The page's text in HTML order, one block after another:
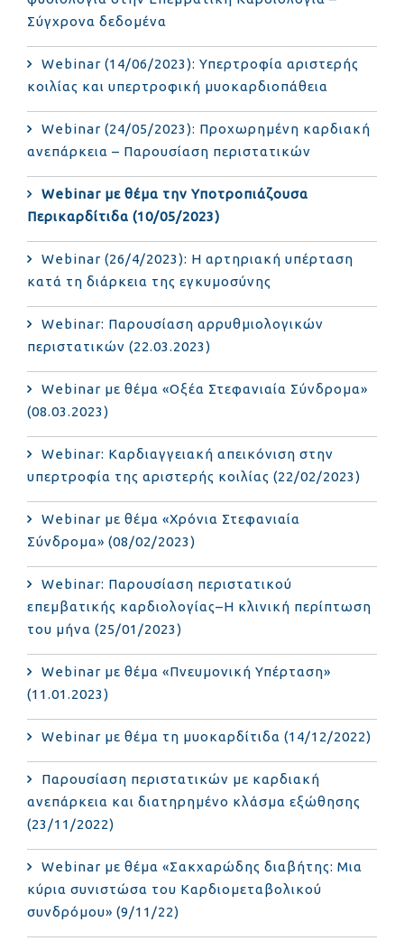
Σύγχρονα δεδομένα
Webinar (14/06/2023): Υπερτροφία αριστερής
κοιλίας και υπερτροφική μυοκαρδιοπάθεια
Webinar (24/05/2023): Προχωρημένη καρδιακή
ανεπάρκεια – Παρουσίαση περιστατικών
Webinar με θέμα την Υποτροπιάζουσα
Περικαρδίτιδα (10/05/2023)
Webinar (26/4/2023): Η αρτηριακή υπέρταση
κατά τη διάρκεια της εγκυμοσύνης
Webinar: Παρουσίαση αρρυθμιολογικών
περιστατικών (22.03.2023)
Webinar με θέμα «Οξέα Στεφανιαία Σύνδρομα»
(08.03.2023)
Webinar: Καρδιαγγειακή απεικόνιση στην
υπερτροφία της αριστερής κοιλίας (22/02/2023)
Webinar με θέμα «Χρόνια Στεφανιαία
Σύνδρομα» (08/02/2023)
Webinar: Παρουσίαση περιστατικού
επεμβατικής καρδιολογίας–Η κλινική περίπτωση
του μήνα (25/01/2023)
Webinar με θέμα «Πνευμονική Υπέρταση»
(11.01.2023)
Webinar με θέμα τη μυοκαρδίτιδα (14/12/2022)
Παρουσίαση περιστατικών με καρδιακή
ανεπάρκεια και διατηρημένο κλάσμα εξώθησης
(23/11/2022)
Webinar με θέμα «Σακχαρώδης διαβήτης: Μια
κύρια συνιστώσα του Καρδιομεταβολικού
συνδρόμου» (9/11/22)